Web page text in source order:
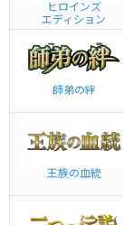
ヒロインズ
エディション
師弟の絆
王族の血統